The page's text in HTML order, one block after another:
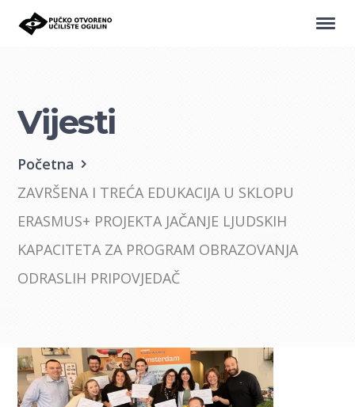
Vijesti
Početna
ZAVRŠENA I TREĆA EDUKACIJA U SKLOPU
ERASMUS+ PROJEKTA JAČANJE LJUDSKIH
KAPACITETA ZA PROGRAM OBRAZOVANJA
ODRASLIH PRIPOVJEDAČ